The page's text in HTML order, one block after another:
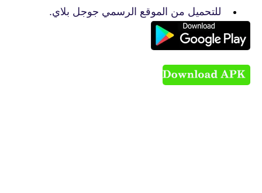
للتحميل من الموقع الرسمي جوجل بلاي.